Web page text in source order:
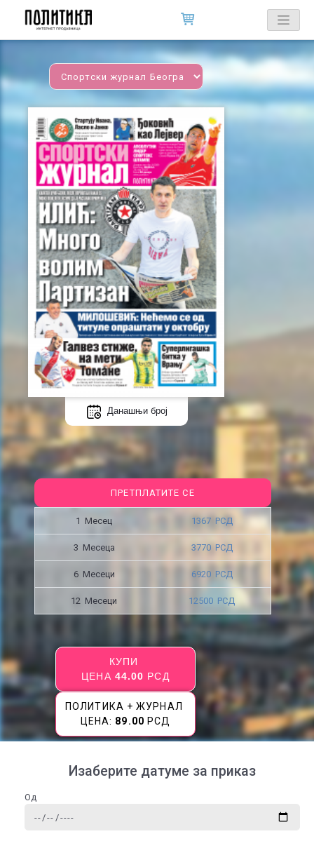
Данашњи број
ПРЕТПЛАТИТЕ СЕ
1 Месец 1367 РСД
3 Месецa 3770 РСД
6 Месеци 6920 РСД
12 Месеци 12500 РСД
КУПИ
ЦЕНА 44.00 РСД
ПОЛИТИКА + ЖУРНАЛ
ЦЕНА: 89.00 РСД
Изаберите датуме за приказ
Од